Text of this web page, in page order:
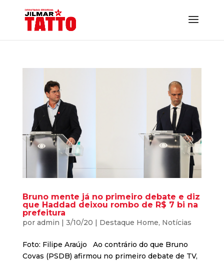
Bruno mente já no primeiro debate e diz
que Haddad deixou rombo de R$ 7 bi na
prefeitura
por admin | 3/10/20 | Destaque Home, Notícias
Foto: Filipe Araújo Ao contrário do que Bruno
Covas (PSDB) afirmou no primeiro debate de TV,